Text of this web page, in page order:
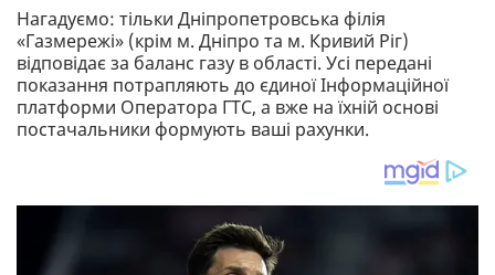
Нагадуємо: тільки Дніпропетровська філія
«Газмережі» (крім м. Дніпро та м. Кривий Ріг)
відповідає за баланс газу в області. Усі передані
показання потрапляють до єдиної Інформаційної
платформи Оператора ГТС, а вже на їхній основі
постачальники формують ваші рахунки.